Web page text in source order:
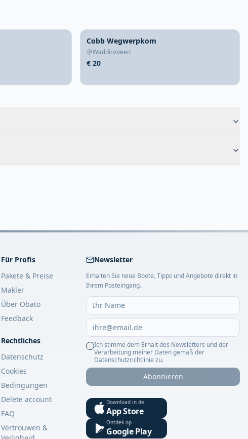
Cobb Wegwerpkom
Waddinxveen
€ 20
Für Profis
Pakete & Preise
Makler
Über Obato
Feedback
Rechtliches
Datenschutz
Cookies
Bedingungen
Delete account
FAQ
Vertrouwen &
Newsletter
Erhalten Sie neue Boote, Tipps und Angebote direkt in
Ihrem Posteingang.
Ich stimme dem Erhalt des Newsletters und der
Verarbeitung meiner Daten gemäß der
Datenschutzrichtlinie zu.
Abonnieren
Download in de
App Store
Ontdek op
Google Play